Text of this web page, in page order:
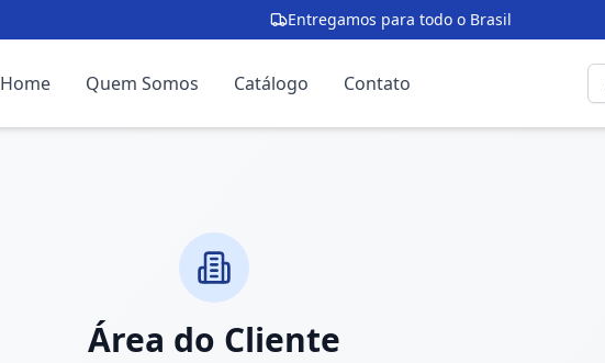
Entregamos para todo o Brasil
Home Quem Somos Catálogo Contato
Área do Cliente